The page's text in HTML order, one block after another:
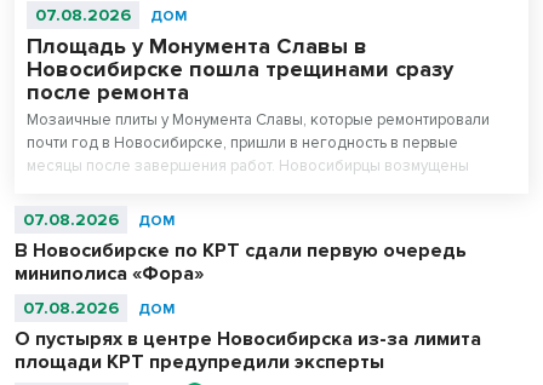
07.08.2026 ДОМ
Площадь у Монумента Славы в
Новосибирске пошла трещинами сразу
после ремонта
Мозаичные плиты у Монумента Славы, которые ремонтировали
почти год в Новосибирске, пришли в негодность в первые
месяцы после завершения работ. Новосибирцы возмущены
07.08.2026 ДОМ
В Новосибирске по КРТ сдали первую очередь
миниполиса «Фора»
07.08.2026 ДОМ
О пустырях в центре Новосибирска из-за лимита
площади КРТ предупредили эксперты